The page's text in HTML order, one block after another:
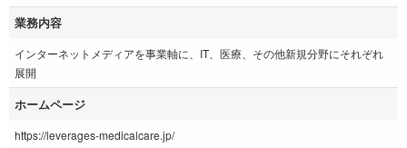
業務内容
インターネットメディアを事業軸に、IT、医療、その他新規分野にそれぞれ
展開
ホームページ
https://leverages-medicalcare.jp/